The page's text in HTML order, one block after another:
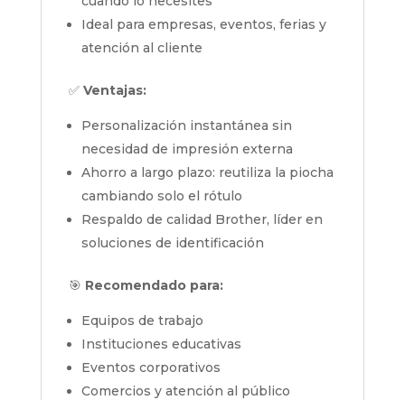
Ideal para empresas, eventos, ferias y
atención al cliente
✅ Ventajas:
Personalización instantánea sin
necesidad de impresión externa
Ahorro a largo plazo: reutiliza la piocha
cambiando solo el rótulo
Respaldo de calidad Brother, líder en
soluciones de identificación
🎯 Recomendado para:
Equipos de trabajo
Instituciones educativas
Eventos corporativos
Comercios y atención al público